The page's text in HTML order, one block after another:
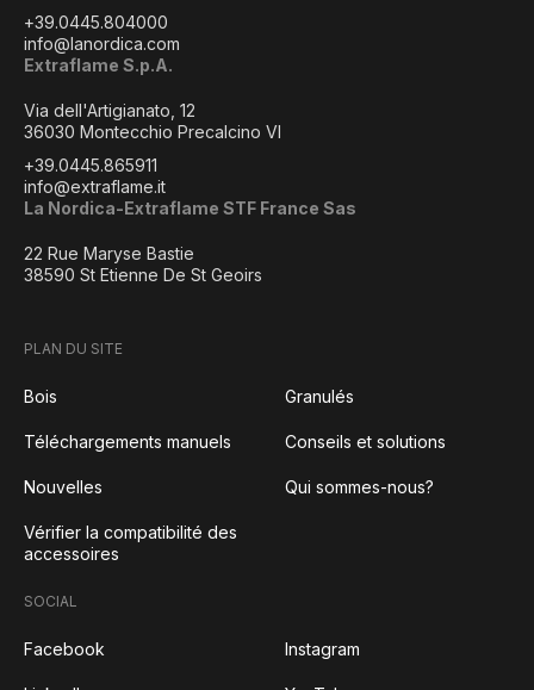
+39.0445.804000
info@lanordica.com
Extraflame S.p.A.
Via dell'Artigianato, 12
36030 Montecchio Precalcino VI
+39.0445.865911
info@extraflame.it
La Nordica-Extraflame STF France Sas
22 Rue Maryse Bastie
38590 St Etienne De St Geoirs
PLAN DU SITE
Bois Granulés
Téléchargements manuels Conseils et solutions
Nouvelles Qui sommes-nous?
Vérifier la compatibilité des
accessoires
SOCIAL
Facebook Instagram